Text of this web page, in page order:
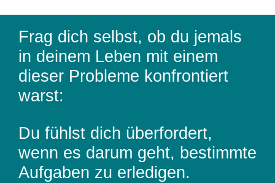
Frag dich selbst, ob du jemals
in deinem Leben mit einem
dieser Probleme konfrontiert
warst:
Du fühlst dich überfordert,
wenn es darum geht, bestimmte
Aufgaben zu erledigen.